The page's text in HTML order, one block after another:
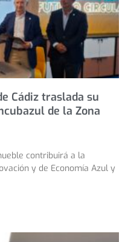
Cádiz traslada su
de la Zona
contribuirá a la
y de Economía Azul y